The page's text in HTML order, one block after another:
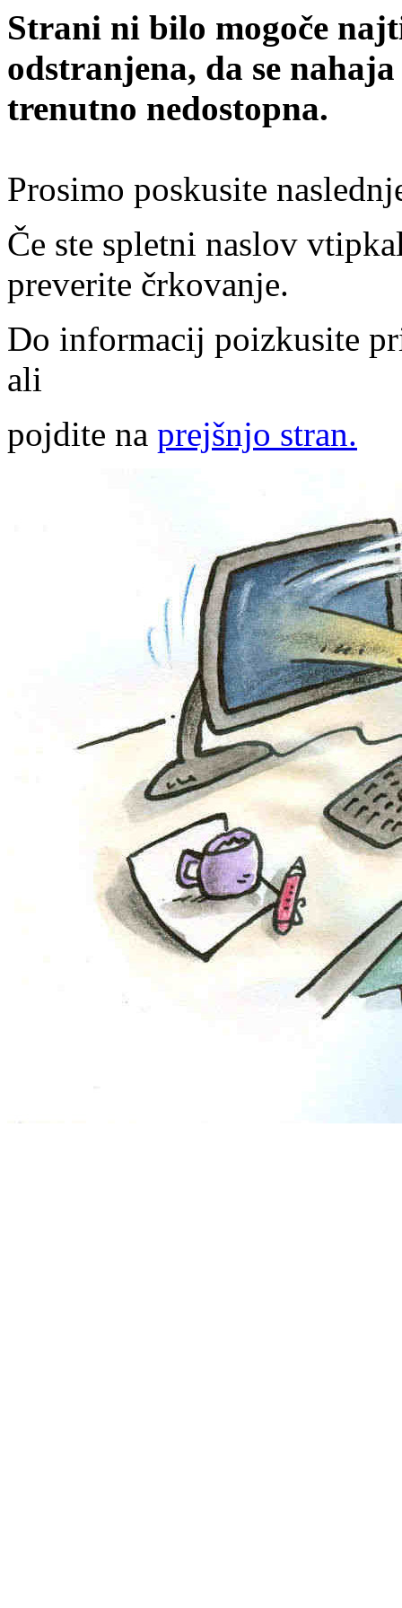
Strani ni bilo mogoče
odstranjena, da se
trenutno nedostopna.
Prosimo poskusite
Če ste spletni naslov
preverite črkovanje.
Do informacij poizkusite
ali
pojdite na prejšnjo stran.